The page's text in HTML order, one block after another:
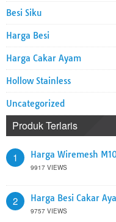
Besi Siku
Harga Besi
Harga Cakar Ayam
Hollow Stainless
Uncategorized
Produk Terlaris
1 Harga Wiremesh
9917 VIEWS
2 Harga Besi Cakar
9757 VIEWS